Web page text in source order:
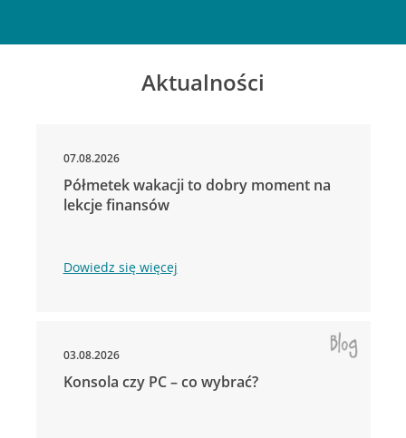
Aktualności
07.08.2026
Półmetek wakacji to dobry moment na
lekcje finansów
Dowiedz się więcej
03.08.2026
Konsola czy PC – co wybrać?